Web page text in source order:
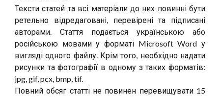
Тексти статей та всі матеріали до них повинні бути
ретельно відредаговані, перевірені та підписані
авторами. Стаття подається українською або
російською мовами у форматі Microsoft Word у
вигляді одного файлу. Крім того, необхідно надати
рисунки та фотографії в одному з таких форматів:
jpg, gif, pcx, bmp, tif.
Повний обсяг статті не повинен перевищувати 15